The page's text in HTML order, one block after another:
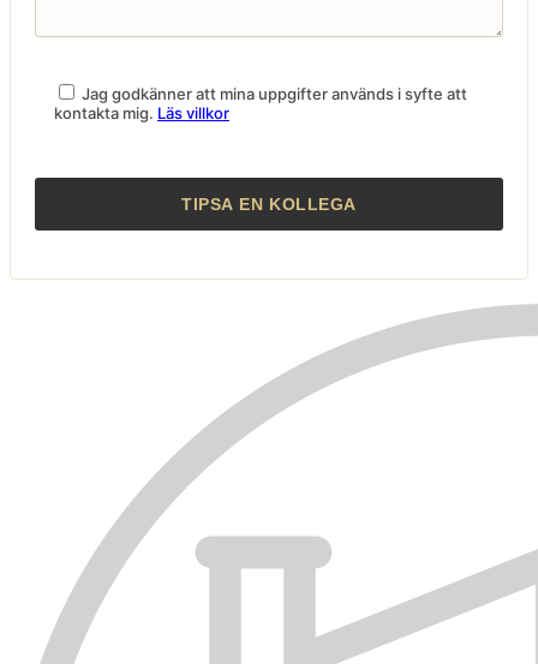
Jag godkänner att mina uppgifter används i syfte att
kontakta mig. Läs villkor